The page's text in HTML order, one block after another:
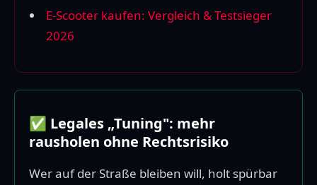
E-Scooter kaufen: Vergleich & Testsieger
2026
✅ Legales „Tuning": mehr
rausholen ohne Rechtsrisiko
Wer auf der Straße bleiben will, holt spürbar